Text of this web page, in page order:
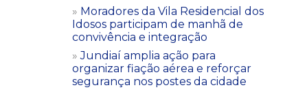
Moradores da Vila Residencial dos
Idosos participam de manhã de
convivência e integração
Jundiaí amplia ação para
organizar fiação aérea e reforçar
segurança nos postes da cidade